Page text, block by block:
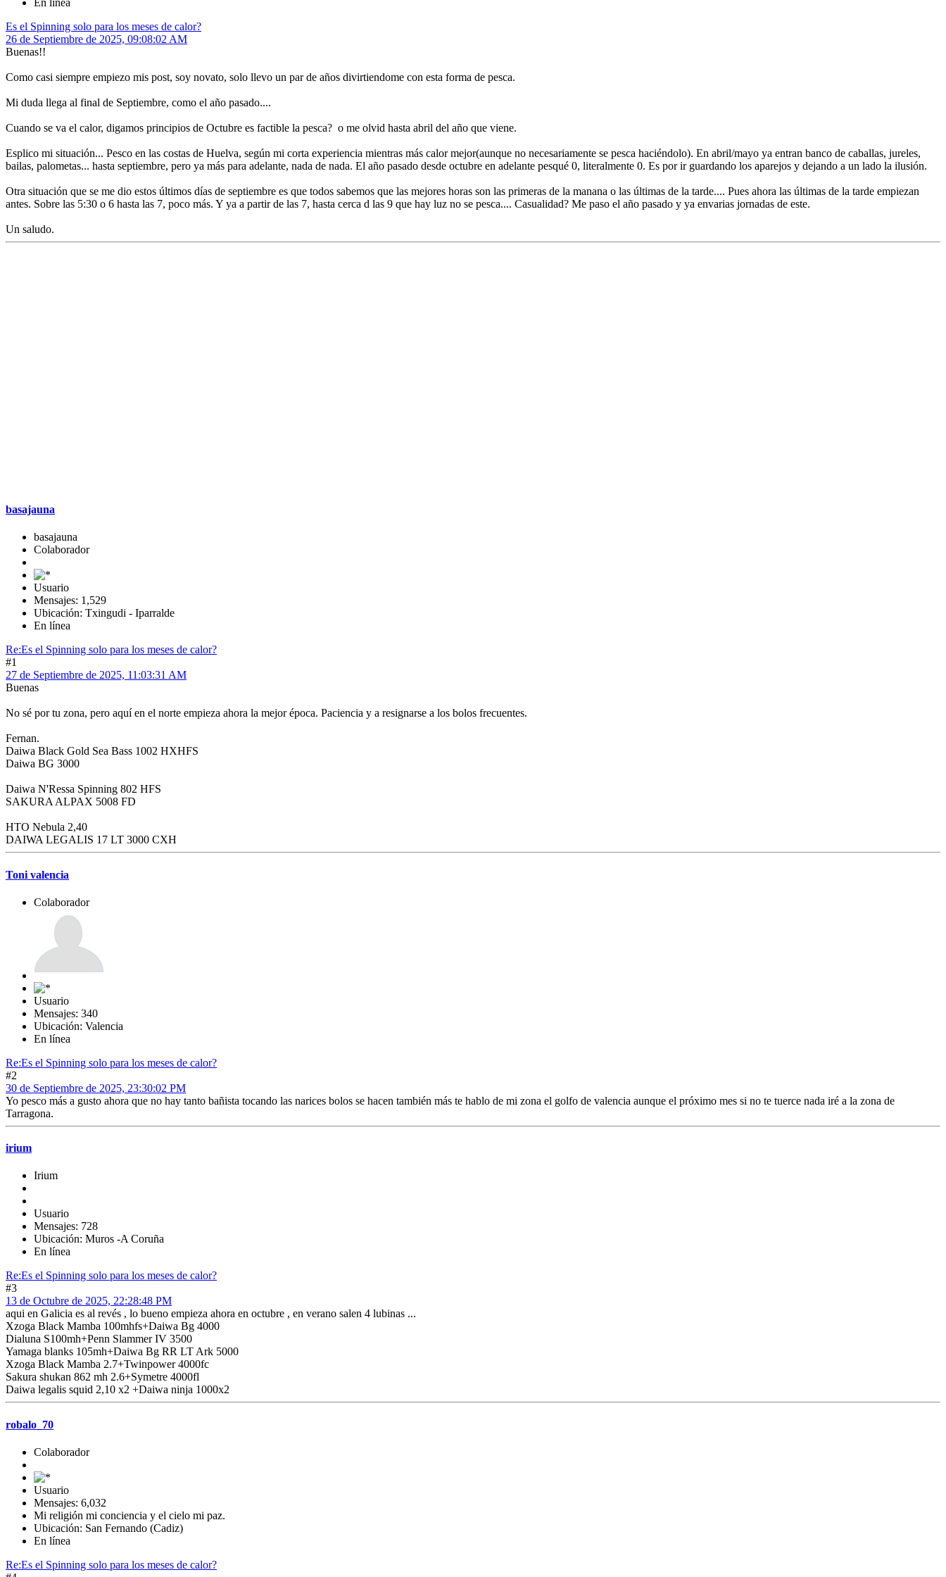
En línea
Es el Spinning solo para los meses de calor?
26 de Septiembre de 2025, 09:08:02 AM
Buenas!!
Como casi siempre empiezo mis post, soy novato, solo llevo un par de años divirtiendome con esta forma de pesca.
Mi duda llega al final de Septiembre, como el año pasado....
Cuando se va el calor, digamos principios de Octubre es factible la pesca? o me olvid hasta abril del año que viene.
Esplico mi situación... Pesco en las costas de Huelva, según mi corta experiencia mientras más calor mejor(aunque no necesariamente se pesca haciéndolo). En abril/mayo ya entran banco de caballas, jureles,
bailas, palometas... hasta septiembre, pero ya más para adelante, nada de nada. El año pasado desde octubre en adelante pesqué 0, literalmente 0. Es por ir guardando los aparejos y dejando a un lado la ilusión.
Otra situación que se me dio estos últimos días de septiembre es que todos sabemos que las mejores horas son las primeras de la manana o las últimas de la tarde.... Pues ahora las últimas de la tarde empiezan
antes. Sobre las 5:30 o 6 hasta las 7, poco más. Y ya a partir de las 7, hasta cerca d las 9 que hay luz no se pesca.... Casualidad? Me paso el año pasado y ya envarias jornadas de este.
Un saludo.
basajauna
basajauna
Colaborador
Usuario
Mensajes: 1,529
Ubicación: Txingudi - Iparralde
En línea
Re:Es el Spinning solo para los meses de calor?
#1
27 de Septiembre de 2025, 11:03:31 AM
Buenas
No sé por tu zona, pero aquí en el norte empieza ahora la mejor época. Paciencia y a resignarse a los bolos frecuentes.
Fernan.
Daiwa Black Gold Sea Bass 1002 HXHFS
Daiwa BG 3000
Daiwa N'Ressa Spinning 802 HFS
SAKURA ALPAX 5008 FD
HTO Nebula 2,40
DAIWA LEGALIS 17 LT 3000 CXH
Toni valencia
Colaborador
Usuario
Mensajes: 340
Ubicación: Valencia
En línea
Re:Es el Spinning solo para los meses de calor?
#2
30 de Septiembre de 2025, 23:30:02 PM
Yo pesco más a gusto ahora que no hay tanto bañista tocando las narices bolos se hacen también más te hablo de mi zona el golfo de valencia aunque el próximo mes si no te tuerce nada iré a la zona de
Tarragona.
irium
Irium
Usuario
Mensajes: 728
Ubicación: Muros -A Coruña
En línea
Re:Es el Spinning solo para los meses de calor?
#3
13 de Octubre de 2025, 22:28:48 PM
aqui en Galicia es al revés , lo bueno empieza ahora en octubre , en verano salen 4 lubinas ...
Xzoga Black Mamba 100mhfs+Daiwa Bg 4000
Dialuna S100mh+Penn Slammer IV 3500
Yamaga blanks 105mh+Daiwa Bg RR LT Ark 5000
Xzoga Black Mamba 2.7+Twinpower 4000fc
Sakura shukan 862 mh 2.6+Symetre 4000fl
Daiwa legalis squid 2,10 x2 +Daiwa ninja 1000x2
robalo_70
Colaborador
Usuario
Mensajes: 6,032
Mi religión mi conciencia y el cielo mi paz.
Ubicación: San Fernando (Cadiz)
En línea
Re:Es el Spinning solo para los meses de calor?